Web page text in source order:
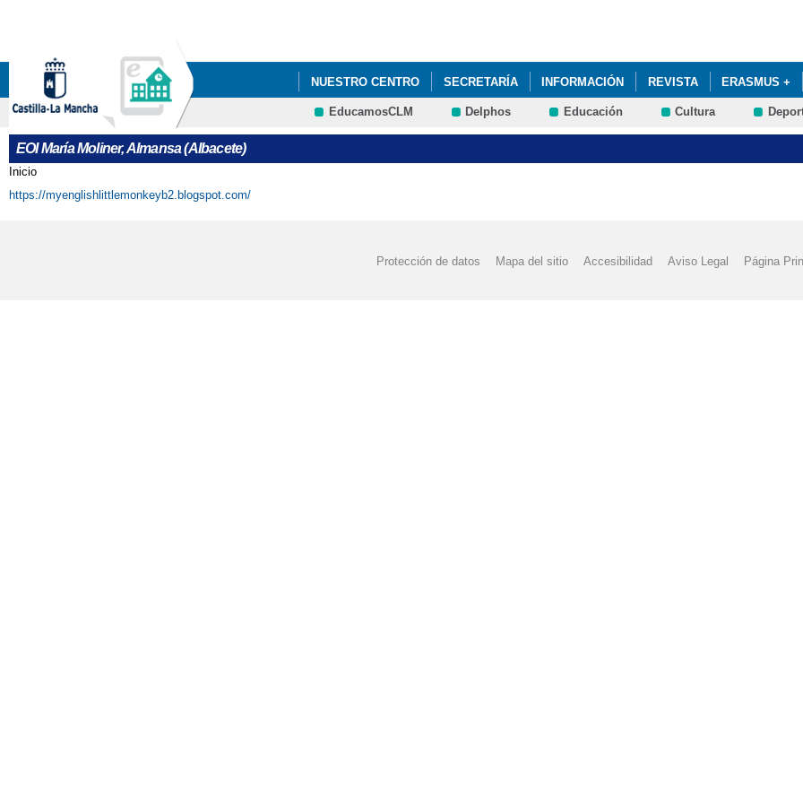
NUESTRO CENTRO SECRETARÍA INFORMACIÓN REVISTA ERASMUS +
PROCESO DE ADMISIÓN A LAS ESCUELAS OFICIALES DE IDIOMAS 24-25.
EducamosCLM Delphos Educación Cultura
EOI María Moliner, Almansa (Albacete)
Se encuentra usted aquí
Inicio
https://myenglishlittlemonkeyb2.blogspot.com/
Protección de datos Mapa del sitio Accesibilidad Aviso Legal Página